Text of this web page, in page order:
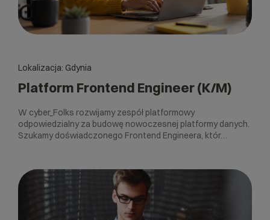
Lokalizacja: Gdynia
Platform Frontend Engineer (K/M)
W cyber_Folks rozwijamy zespół platformowy
odpowiedzialny za budowę nowoczesnej platformy danych.
Szukamy doświadczonego Frontend Engineera, któr…